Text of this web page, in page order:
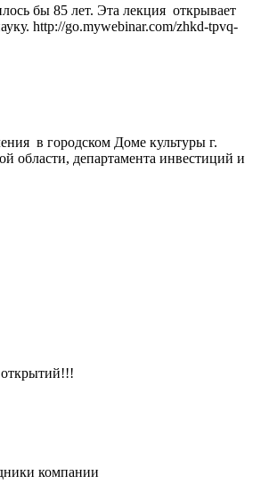
бы 85 лет. Эта лекция открывает
http://go.mywebinar.com/zhkd-tpvq-
в городском Доме культуры г.
области, департамента инвестиций и
компании